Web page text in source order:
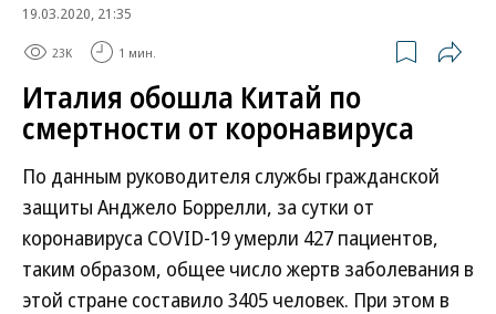
19.03.2020, 21:35
23K 1 мин.
Италия обошла Китай по
смертности от коронавируса
По данным руководителя службы гражданской
защиты Анджело Боррелли, за сутки от
коронавируса COVID-19 умерли 427 пациентов,
таким образом, общее число жертв заболевания в
этой стране составило 3405 человек. При этом в